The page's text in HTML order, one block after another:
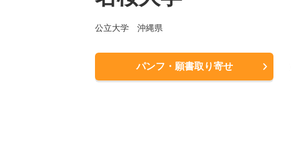
公立大学 沖縄県
パンフ・願書取り寄せ